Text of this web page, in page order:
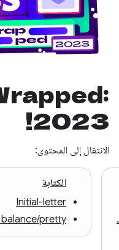
2023!
الانتقال إلى المحتوى:
الكتابة
Initial-letter
balance/pretty